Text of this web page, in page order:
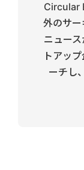
Circular
外のサ
ニュー
トアッ
ーチし